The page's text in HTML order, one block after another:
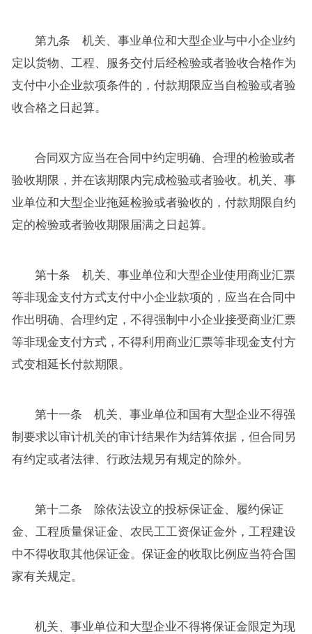
第九条 机关、事业单位和大型企业与中小企业约
定以货物、工程、服务交付后经检验或者验收合格作为
支付中小企业款项条件的，付款期限应当自检验或者验
收合格之日起算。
合同双方应当在合同中约定明确、合理的检验或者
验收期限，并在该期限内完成检验或者验收。机关、事
业单位和大型企业拖延检验或者验收的，付款期限自约
定的检验或者验收期限届满之日起算。
第十条 机关、事业单位和大型企业使用商业汇票
等非现金支付方式支付中小企业款项的，应当在合同中
作出明确、合理约定，不得强制中小企业接受商业汇票
等非现金支付方式，不得利用商业汇票等非现金支付方
式变相延长付款期限。
第十一条 机关、事业单位和国有大型企业不得强
制要求以审计机关的审计结果作为结算依据，但合同另
有约定或者法律、行政法规另有规定的除外。
第十二条 除依法设立的投标保证金、履约保证
金、工程质量保证金、农民工工资保证金外，工程建设
中不得收取其他保证金。保证金的收取比例应当符合国
家有关规定。
机关、事业单位和大型企业不得将保证金限定为现